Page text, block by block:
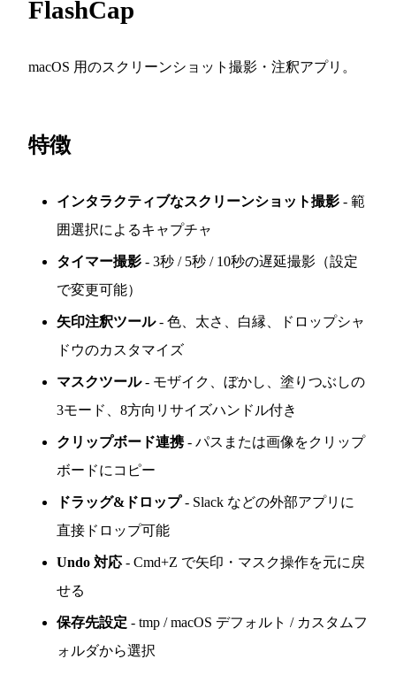
FlashCap
macOS 用のスクリーンショット撮影・注釈アプリ。
特徴
インタラクティブなスクリーンショット撮影 - 範
囲選択によるキャプチャ
タイマー撮影 - 3秒 / 5秒 / 10秒の遅延撮影（設定
で変更可能）
矢印注釈ツール- 色、太さ、白縁、ドロップシャ
ドウのカスタマイズ
マスクツール- モザイク、ぼかし、塗りつぶしの
3モード、8方向リサイズハンドル付き
クリップボード連携- パスまたは画像をクリップ
ボードにコピー
ドラッグ&ドロップ- Slack などの外部アプリに
直接ドロップ可能
Undo 対応 - Cmd+Z で矢印・マスク操作を元に戻
せる
保存先設定 - tmp / macOS デフォルト / カスタムフ
ォルダから選択